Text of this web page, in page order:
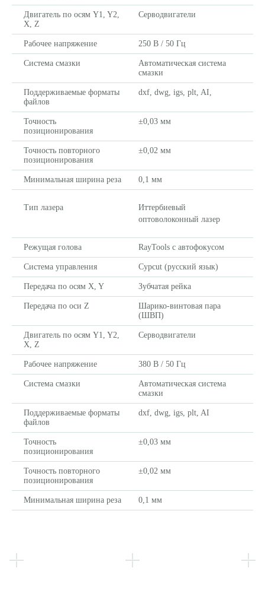
Двигатель по осям Y1, Y2,
X, Z
Cерводвигатели
Рабочее напряжение 250 В / 50 Гц
Система смазки
Автоматическая система
смазки
Поддерживаемые форматы
файлов
dxf, dwg, igs, plt, AI,
Точность
позиционирования
±0,03 мм
Точность повторного
позиционирования
±0,02 мм
Минимальная ширина реза 0,1 мм
Тип лазера
Иттербиевый
оптоволоконный лазер
Режущая голова RayTools с автофокусом
Система управления Cypcut (русский язык)
Передача по осям X, Y Зубчатая рейка
Передача по оси Z
Шарико-винтовая пара
(ШВП)
Двигатель по осям Y1, Y2,
X, Z
Cерводвигатели
Рабочее напряжение 380 В / 50 Гц
Система смазки
Автоматическая система
смазки
Поддерживаемые форматы
файлов
dxf, dwg, igs, plt, AI
Точность
позиционирования
±0,03 мм
Точность повторного
позиционирования
±0,02 мм
Минимальная ширина реза 0,1 мм